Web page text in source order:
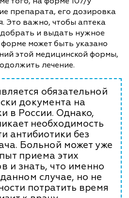
препарата, его дозировка
Это важно, чтобы аптека
и выдать нужное
может быть указано
этой медицинской формы,
лечение.
обязательной
документа на
в России. Однако,
необходимость
антибиотики без
Больной может уже
приема этих
и знать, что именно
случае, но не
потратить время